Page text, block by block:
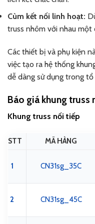
Cùm kết nối linh hoạt:
truss nhôm với nhau một
Các thiết bị và phụ kiện
việc tạo ra hệ thống
dễ dàng sử dụng trong tổ
Báo giá khung
Khung truss nối tiếp
STT MÃ HÀNG
1 CN31sg_35C
2 CN31sg_45C